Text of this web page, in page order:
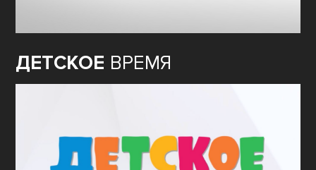
ДЕТСКОЕ ВРЕМЯ